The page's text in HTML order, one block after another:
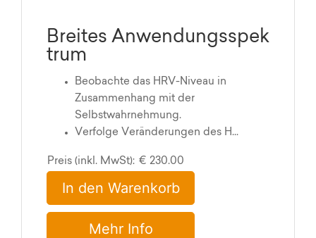
Breites Anwendungsspek
trum
Beobachte das HRV-Niveau in
Zusammenhang mit der
Selbstwahrnehmung.
Verfolge Veränderungen des H...
Preis (inkl. MwSt): € 230.00
In den Warenkorb
Mehr Info